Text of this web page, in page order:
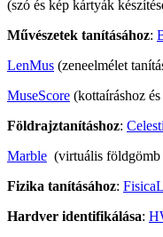
(szó és kép kártyák
Művészetek tanításához:
LenMus (zeneelmélet
MuseScore (kottaíráshoz
Földrajztanításhoz:
Marble (virtuális földgömb
Fizika tanításához:
Hardver identifikálása: